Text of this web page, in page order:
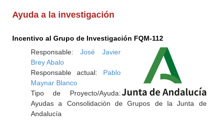
Ayuda a la investigación
Incentivo al Grupo de Investigación FQM-112
Responsable:José Javier
Brey Abalo
Responsable actual: Pablo
Maynar Blanco
Tipo de Proyecto/Ayuda:
Ayudas a Consolidación de Grupos de la Junta de
Andalucía